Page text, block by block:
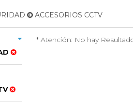
ACCESORIOS CCTV
* Atención: No hay